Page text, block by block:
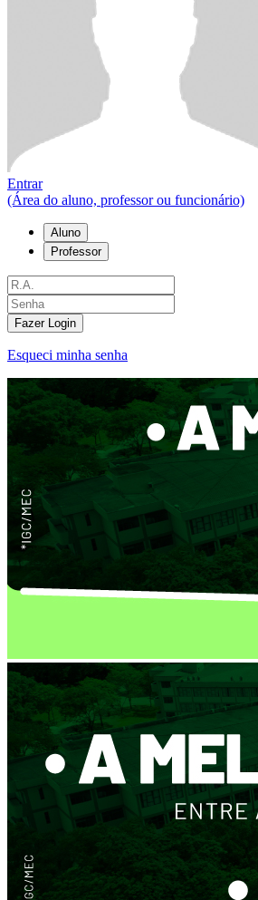
Entrar
(Área do aluno, professor ou funcionário)
Aluno
Professor
Fazer Login
Esqueci minha senha